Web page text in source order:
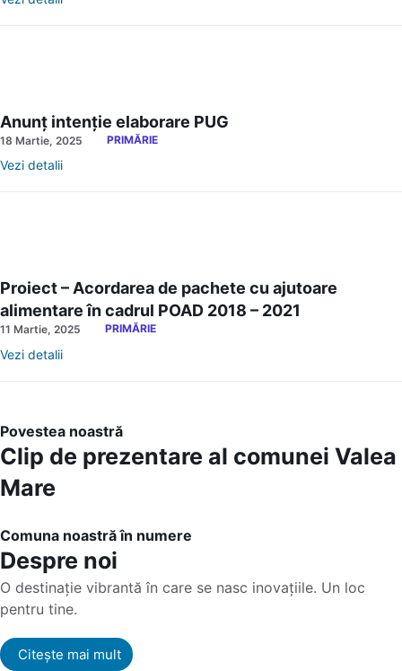
Anunț intenție elaborare PUG
18 Martie, 2025 PRIMĂRIE
Vezi detalii
Proiect – Acordarea de pachete cu ajutoare
alimentare în cadrul POAD 2018 – 2021
11 Martie, 2025 PRIMĂRIE
Vezi detalii
Povestea noastră
Clip de prezentare al comunei Valea
Mare
Comuna noastră în numere
Despre noi
O destinație vibrantă în care se nasc inovațiile. Un loc
pentru tine.
Citește mai mult